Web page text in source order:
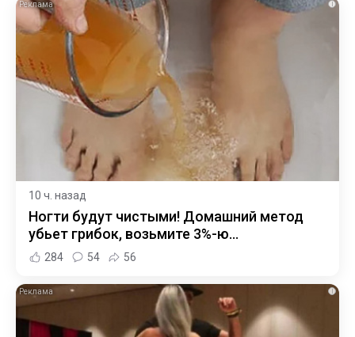
i
10 ч. назад
Ногти будут чистыми! Домашний метод
убьет грибок, возьмите 3%-ю…
284 54 56
i